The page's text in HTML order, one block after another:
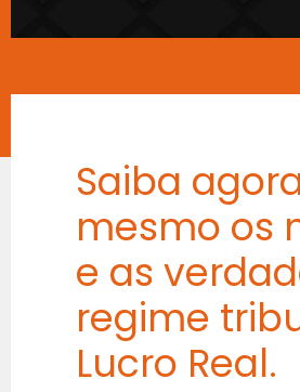
Saiba
mesmo os
e as
regime
Lucro Real.